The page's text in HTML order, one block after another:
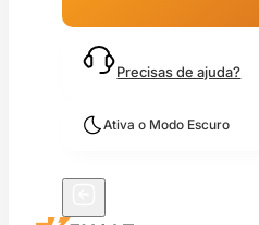
Precisas de ajuda?
Ativa o Modo Escuro